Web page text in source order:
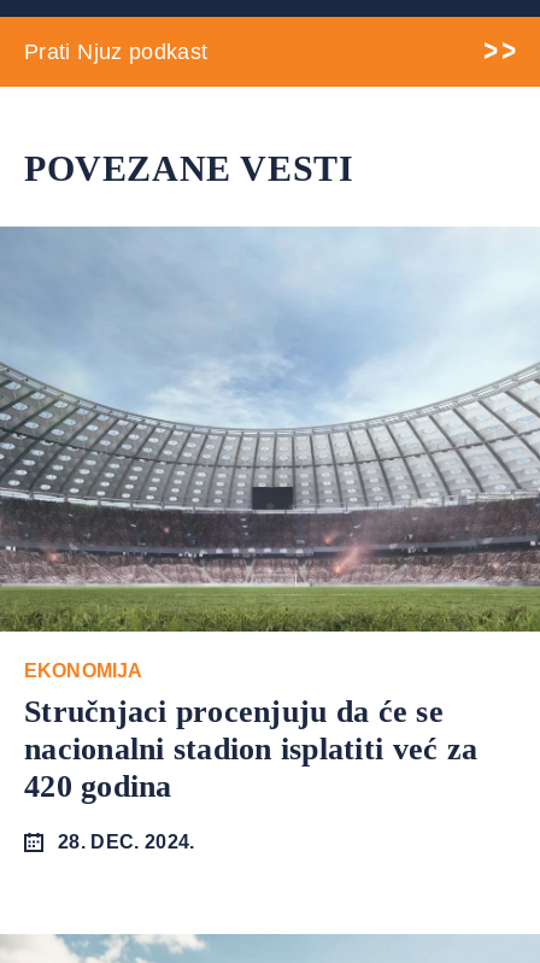
Prati Njuz podkast
POVEZANE VESTI
EKONOMIJA
Stručnjaci procenjuju da će se
nacionalni stadion isplatiti već za
420 godina
28. DEC. 2024.